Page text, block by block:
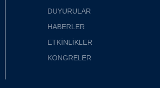
DUYURULAR
HABERLER
ETKİNLİKLER
KONGRELER